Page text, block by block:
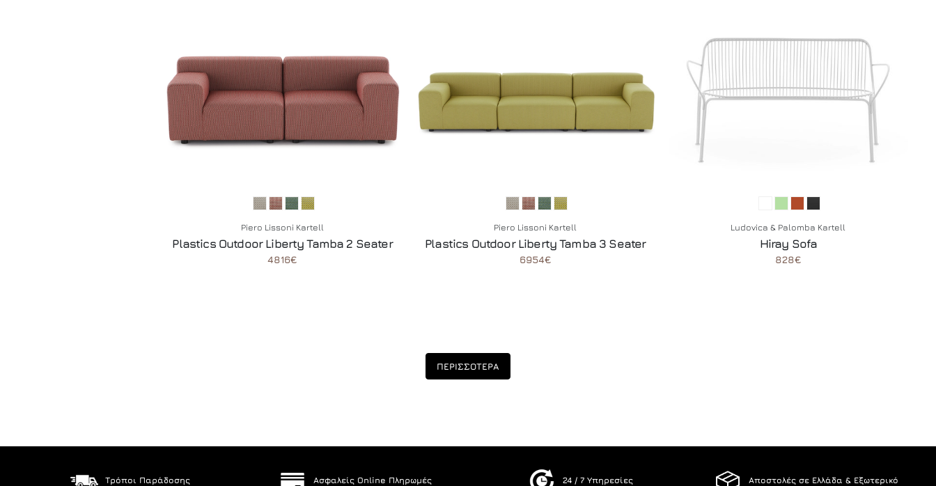
Piero Lissoni Kartell
Plastics Outdoor Liberty Tamba 2 Seater
4816€
Piero Lissoni Kartell
Plastics Outdoor Liberty Tamba 3 Seater
6954€
Ludovica & Palomba Kartell
Hiray Sofa
828€
ΠΕΡΙΣΣΟΤΕΡΑ
Τρόποι Παράδοσης Ασφαλείς Online Πληρωμές 24 / 7 Υπηρεσίες Αποστολές σε Ελλάδα & Εξωτερικό